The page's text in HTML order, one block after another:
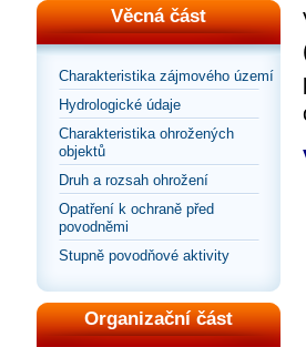
Věcná část
Charakteristika zájmového území
Hydrologické údaje
Charakteristika ohrožených
objektů
Druh a rozsah ohrožení
Opatření k ochraně před
povodněmi
Stupně povodňové aktivity
Organizační část